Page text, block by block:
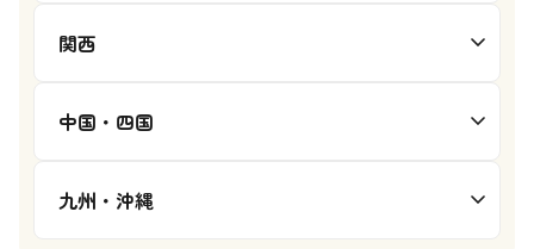
関西
中国・四国
九州・沖縄